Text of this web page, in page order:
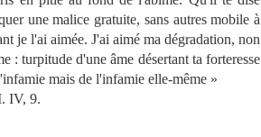
une malice gratuite, sans autres mobile à
je l'ai aimée. J'ai aimé ma dégradation, non
: turpitude d'une âme désertant ta forteresse
mais de l'infamie elle-même »
IV, 9.